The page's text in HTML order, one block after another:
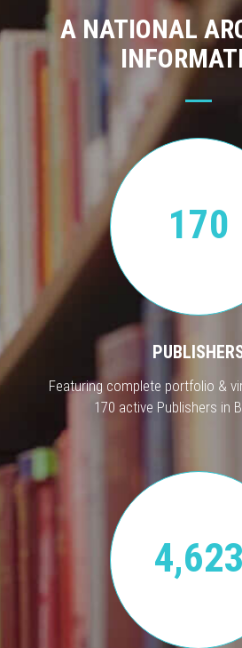
A NATIONAL
170
Featuring complete portfolio &
170 active Publishers in
4,623